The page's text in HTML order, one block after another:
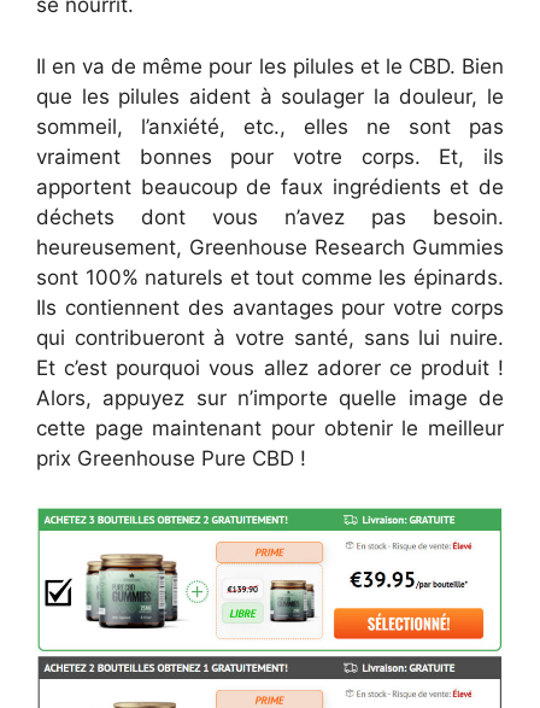
se nourrit.
Il en va de même pour les pilules et le CBD. Bien
que les pilules aident à soulager la douleur, le
sommeil, l’anxiété, etc., elles ne sont pas
vraiment bonnes pour votre corps. Et, ils
apportent beaucoup de faux ingrédients et de
déchets dont vous n’avez pas besoin.
heureusement, Greenhouse Research Gummies
sont 100% naturels et tout comme les épinards.
Ils contiennent des avantages pour votre corps
qui contribueront à votre santé, sans lui nuire.
Et c’est pourquoi vous allez adorer ce produit !
Alors, appuyez sur n’importe quelle image de
cette page maintenant pour obtenir le meilleur
prix Greenhouse Pure CBD !